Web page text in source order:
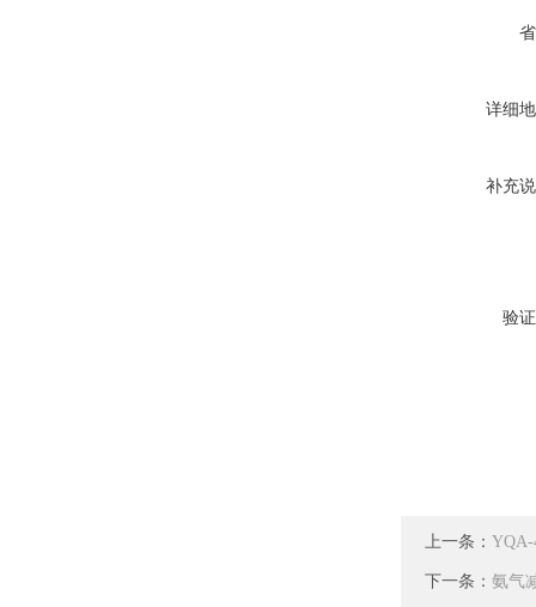
详细
补充
验
上一条： YQA-
下一条： 氨气